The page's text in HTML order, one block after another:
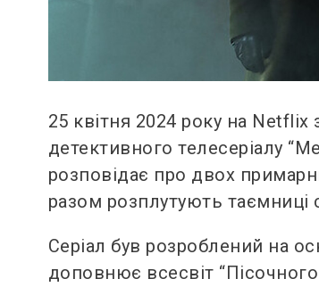
25 квітня 2024 року на
детективного телесеріалу
розповідає про двох
разом розплутують таємниці
Серіал був розроблений на
доповнює всесвіт